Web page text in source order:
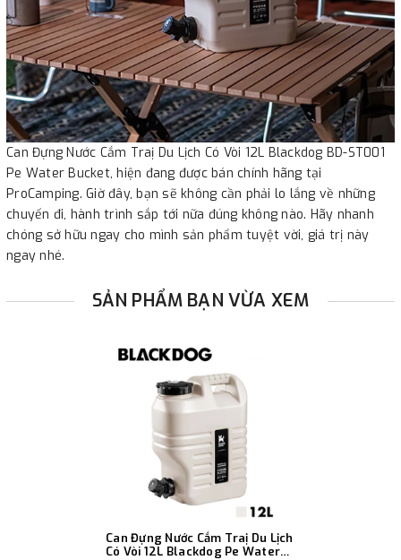
Can Đựng Nước Cắm Traị Du Lịch Có Vòi 12L Blackdog BD-ST001
Pe Water Bucket, hiện đang được bán chính hãng tại
ProCamping. Giờ đây, bạn sẽ không cần phải lo lắng về những
chuyến đi, hành trình sắp tới nữa đúng không nào. Hãy nhanh
chóng sở hữu ngay cho mình sản phẩm tuyệt vời, giá trị này
ngay nhé.
SẢN PHẨM BẠN VỪA XEM
Can Đựng Nước Cắm Traị Du Lịch
Có Vòi 12L Blackdog Pe Water